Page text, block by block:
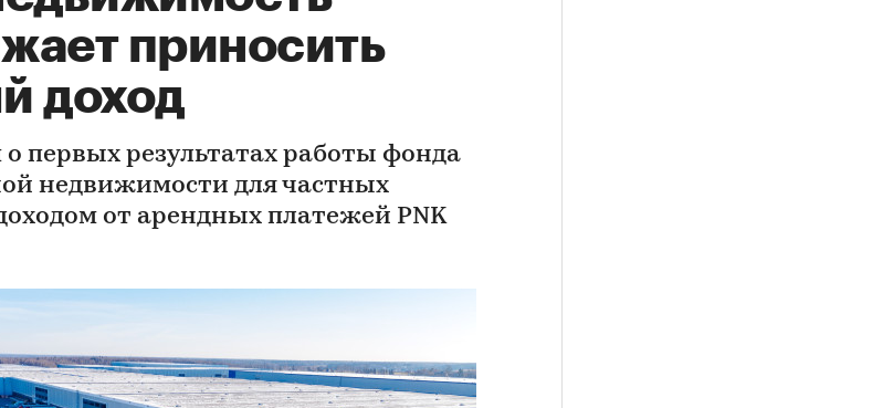
приносить
доход
первых результатах работы фонда
недвижимости для частных
от арендных платежей PNK